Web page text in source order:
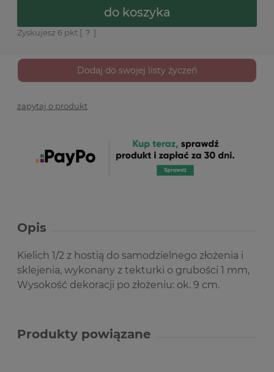
do koszyka
Zyskujesz 6 pkt [ ? ]
Dodaj do swojej listy życzeń
zapytaj o produkt
Opis
Kielich 1/2 z hostią do samodzielnego złożenia i
sklejenia, wykonany z tekturki o grubości 1 mm,
Wysokość dekoracji po złożeniu: ok. 9 cm.
Produkty powiązane